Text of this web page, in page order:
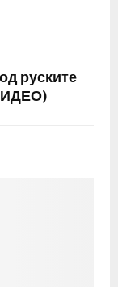
руските